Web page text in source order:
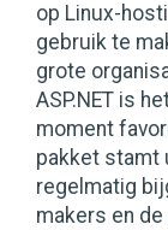
op Linux-
gebruik te
grote
ASP.NET is
moment
pakket stamt
regelmatig
makers en